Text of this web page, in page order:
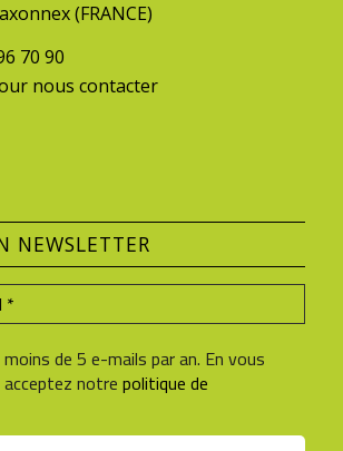
(FRANCE)
70 90
nous contacter
NEWSLETTER
de 5 e-mails par an. En vous
notrepolitique de